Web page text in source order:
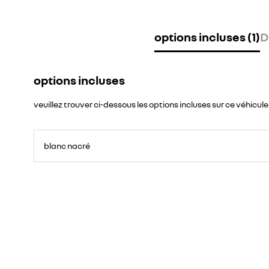
options incluses (1)
options incluses
veuillez trouver ci-dessous les options incluses sur ce véhicule
blanc nacré